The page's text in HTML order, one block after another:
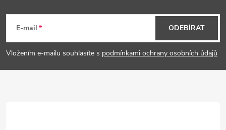
p
a
E-mail
Vložením e-mailu souhlasíte s podmínkami ochrany osobních údajů
ODEBÍRAT